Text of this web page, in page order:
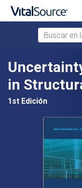
Saltar al contenido
Buscar en
in
1st Edición